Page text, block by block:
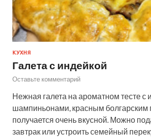
КУХНЯ
Галета с индейкой
Оставьте комментарий
Нежная галета на ароматном тесте с
шампиньонами, красным
получается очень вкусной. Можно
завтрак или устроить семейный